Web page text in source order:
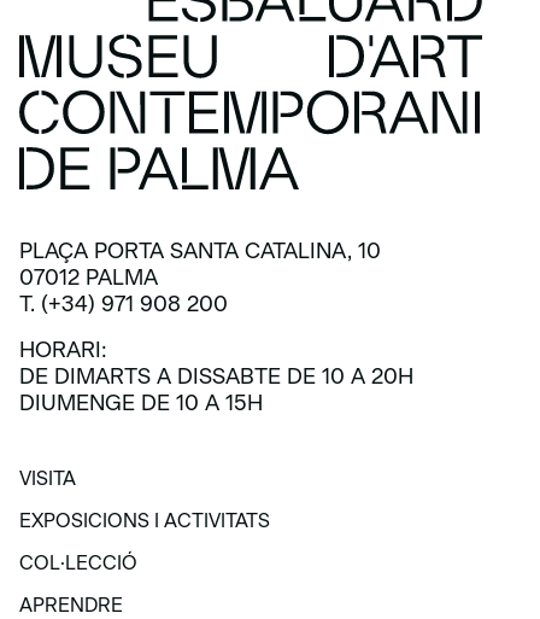
PLAÇA PORTA SANTA CATALINA, 10
07012 PALMA
T. (+34) 971 908 200
HORARI:
DE DIMARTS A DISSABTE DE 10 A 20H
DIUMENGE DE 10 A 15H
VISITA
VISITA
EXPOSICIONS I ACTIVITATS
EXPOSICIONS I ACTIVITATS
COL·LECCIÓ
COL·LECCIÓ
APRENDRE